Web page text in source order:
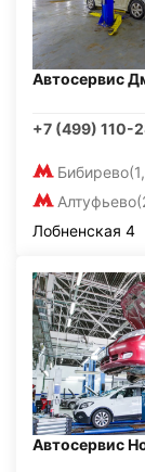
Автосервис
+7 (499) 110-
Бибирево
Алтуфьево
Лобненская 4
Автосервис